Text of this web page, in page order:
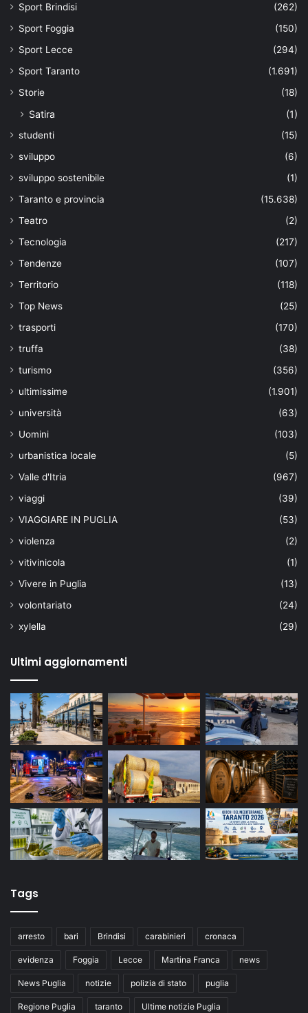
Sport Brindisi
(262)
Sport Foggia
(150)
Sport Lecce
(294)
Sport Taranto
(1.691)
Storie
(18)
Satira (1)
studenti
(15)
sviluppo
(6)
sviluppo sostenibile
(1)
Taranto e provincia
(15.638)
Teatro
(2)
Tecnologia
(217)
Tendenze
(107)
Territorio
(118)
Top News
(25)
trasporti
(170)
truffa
(38)
turismo
(356)
ultimissime
(1.901)
università
(63)
Uomini
(103)
urbanistica locale
(5)
Valle d'Itria
(967)
viaggi
(39)
VIAGGIARE IN PUGLIA
(53)
violenza
(2)
vitivinicola
(1)
Vivere in Puglia
(13)
volontariato
(24)
xylella
(29)
Ultimi aggiornamenti
Tags
arresto bari Brindisi carabinieri cronaca
evidenza Foggia Lecce Martina Franca news
News Puglia notizie polizia di stato puglia
Regione Puglia taranto Ultime notizie Puglia